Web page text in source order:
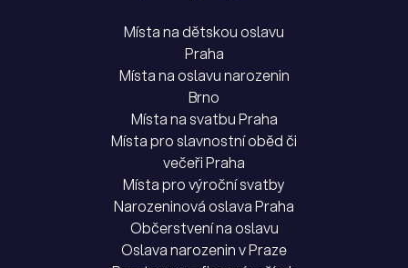
Místa na dětskou oslavu
Praha
Místa na oslavu narozenin
Brno
Místa na svatbu Praha
Místa pro slavnostní oběd či
večeři Praha
Místa pro výroční svatby
Narozeninová oslava Praha
Občerstvení na oslavu
Oslava narozenin v Praze